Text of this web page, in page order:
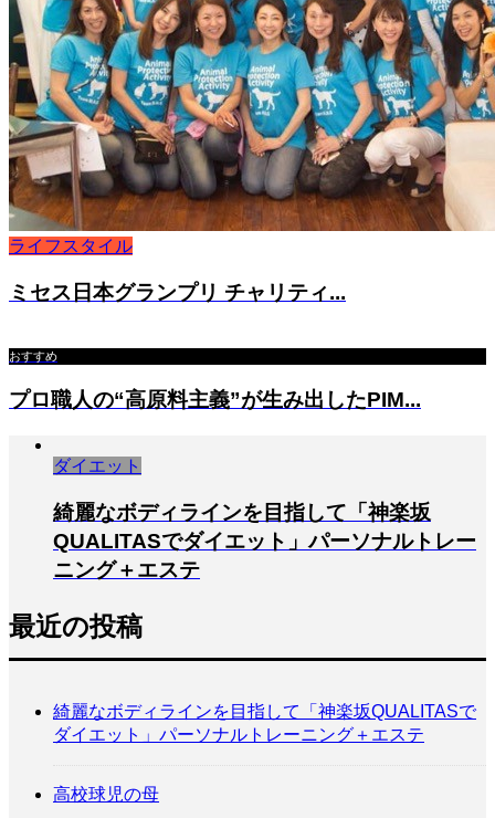
ライフスタイル
ミセス日本グランプリ チャリティ...
おすすめ
プロ職人の“高原料主義”が生み出したPIM...
ダイエット
綺麗なボディラインを目指して「神楽坂
QUALITASでダイエット」パーソナルトレー
ニング＋エステ
最近の投稿
綺麗なボディラインを目指して「神楽坂QUALITASで
ダイエット」パーソナルトレーニング＋エステ
高校球児の母